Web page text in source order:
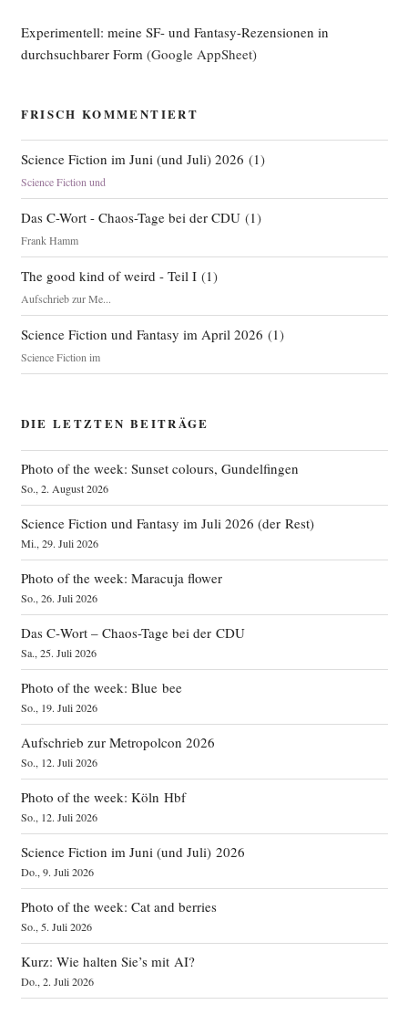
Experimentell: meine SF- und Fantasy-Rezensionen in
durchsuchbarer Form (Google AppSheet)
FRISCH KOMMENTIERT
Science Fiction im Juni (und Juli) 2026 (1)
Science Fiction und
Das C-Wort - Chaos-Tage bei der CDU(1)
Frank Hamm
The good kind of weird - Teil I(1)
Aufschrieb zur Me...
Science Fiction und Fantasy im April 2026 (1)
Science Fiction im
DIE LETZTEN BEITRÄGE
Photo of the week: Sunset colours, Gundelfingen
So., 2. August 2026
Science Fiction und Fantasy im Juli 2026 (der Rest)
Mi., 29. Juli 2026
Photo of the week: Maracuja flower
So., 26. Juli 2026
Das C‑Wort – Chaos-Tage bei der CDU
Sa., 25. Juli 2026
Photo of the week: Blue bee
So., 19. Juli 2026
Aufschrieb zur Metropolcon 2026
So., 12. Juli 2026
Photo of the week: Köln Hbf
So., 12. Juli 2026
Science Fiction im Juni (und Juli) 2026
Do., 9. Juli 2026
Photo of the week: Cat and berries
So., 5. Juli 2026
Kurz: Wie halten Sie’s mit AI?
Do., 2. Juli 2026